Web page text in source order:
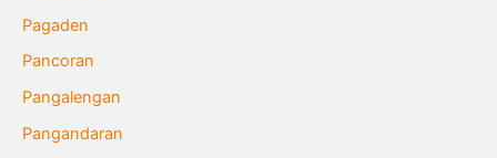
Pagaden
Pancoran
Pangalengan
Pangandaran